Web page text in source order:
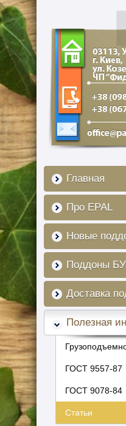
Главная
Про EPAL
Новые
Поддоны БУ
Доставка
Полезная
ГОСТ 9557-87
ГОСТ 9078-84
Статьи